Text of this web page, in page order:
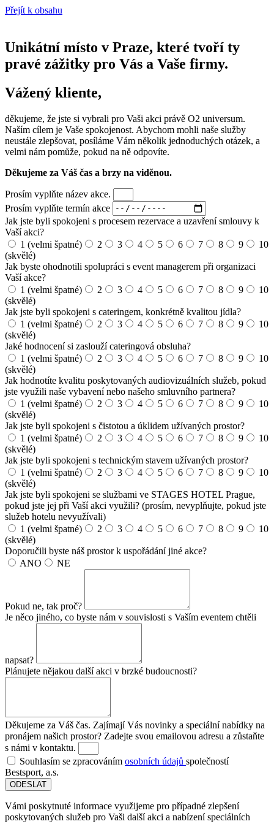
Přejít k obsahu
Unikátní místo v Praze, které tvoří ty
pravé zážitky pro Vás a Vaše firmy.
Vážený kliente,
děkujeme, že jste si vybrali pro Vaši akci právě O2 universum.
Naším cílem je Vaše spokojenost. Abychom mohli naše služby
neustále zlepšovat, posíláme Vám několik jednoduchých otázek, a
velmi nám pomůže, pokud na ně odpovíte.
Děkujeme za Váš čas a brzy na viděnou.
Prosím vyplňte název akce.
Prosím vyplňte termín akce
Jak jste byli spokojeni s procesem rezervace a uzavření smlouvy k
Vaší akci?
1 (velmi špatné)
2 3 4 5 6 7 8 9
10
(skvělé)
Jak byste ohodnotili spolupráci s event managerem při organizaci
Vaší akce?
1 (velmi špatné)
2 3 4 5 6 7 8 9
10
(skvělé)
Jak jste byli spokojeni s cateringem, konkrétně kvalitou jídla?
1 (velmi špatné)
2 3 4 5 6 7 8 9
10
(skvělé)
Jaké hodnocení si zaslouží cateringová obsluha?
1 (velmi špatné)
2 3 4 5 6 7 8 9
10
(skvělé)
Jak hodnotíte kvalitu poskytovaných audiovizuálních služeb, pokud
jste využili naše vybavení nebo našeho smluvního partnera?
1 (velmi špatné)
2 3 4 5 6 7 8 9
10
(skvělé)
Jak jste byli spokojeni s čistotou a úklidem užívaných prostor?
1 (velmi špatné)
2 3 4 5 6 7 8 9
10
(skvělé)
Jak jste byli spokojeni s technickým stavem užívaných prostor?
1 (velmi špatné)
2 3 4 5 6 7 8 9
10
(skvělé)
Jak jste byli spokojeni se službami ve STAGES HOTEL Prague,
pokud jste jej při Vaší akci využili? (prosím, nevyplňujte, pokud jste
služeb hotelu nevyužívali)
1 (velmi špatné)
2 3 4 5 6 7 8 9
10
(skvělé)
Doporučili byste náš prostor k uspořádání jiné akce?
ANO
NE
Pokud ne, tak proč?
Je něco jiného, co byste nám v souvislosti s Vaším eventem chtěli
napsat?
Plánujete nějakou další akci v brzké budoucnosti?
Děkujeme za Váš čas. Zajímají Vás novinky a speciální nabídky na
pronájem našich prostor? Zadejte svou emailovou adresu a zůstaňte
s námi v kontaktu.
Souhlasím se zpracováním osobních údajů společností
Bestsport, a.s.
ODESLAT
Vámi poskytnuté informace využijeme pro případné zlepšení
poskytovaných služeb pro Vaši další akci a nabízení speciálních